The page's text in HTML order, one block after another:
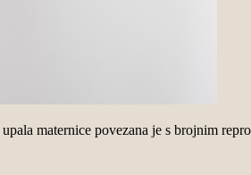
maternice povezana je s brojnim